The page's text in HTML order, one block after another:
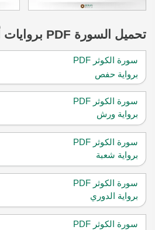
تحميل السورة
سورة الكوثر PDF
برواية حفص
سورة الكوثر PDF
برواية ورش
سورة الكوثر PDF
برواية شعبة
سورة الكوثر PDF
برواية الدوري
سورة الكوثر PDF